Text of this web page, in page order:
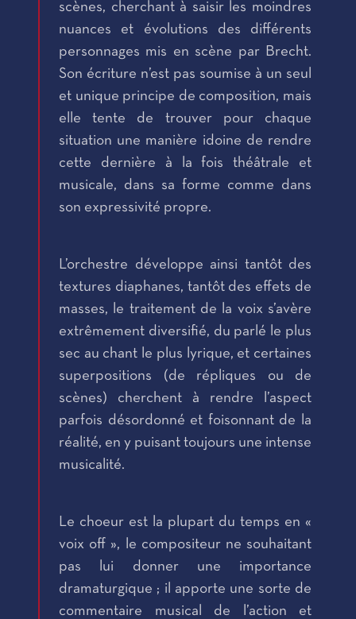
scènes, cherchant à saisir les moindres
nuances et évolutions des différents
personnages mis en scène par Brecht.
Son écriture n’est pas soumise à un seul
et unique principe de composition, mais
elle tente de trouver pour chaque
situation une manière idoine de rendre
cette dernière à la fois théâtrale et
musicale, dans sa forme comme dans
son expressivité propre.
L’orchestre développe ainsi tantôt des
textures diaphanes, tantôt des effets de
masses, le traitement de la voix s’avère
extrêmement diversifié, du parlé le plus
sec au chant le plus lyrique, et certaines
superpositions (de répliques ou de
scènes) cherchent à rendre l’aspect
parfois désordonné et foisonnant de la
réalité, en y puisant toujours une intense
musicalité.
Le choeur est la plupart du temps en «
voix off », le compositeur ne souhaitant
pas lui donner une importance
dramaturgique ; il apporte une sorte de
commentaire musical de l’action et